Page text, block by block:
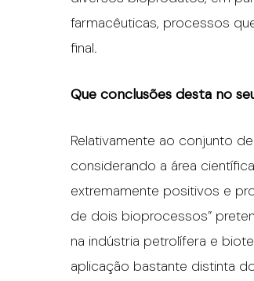
farmacêuticas, processos
final.
Que conclusões desta no
Relativamente ao conjunto
considerando a área
extremamente positivos e
de dois bioprocessos”
na indústria petrolífera e
aplicação bastante distinta